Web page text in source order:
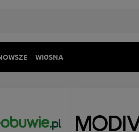
WIOSNA